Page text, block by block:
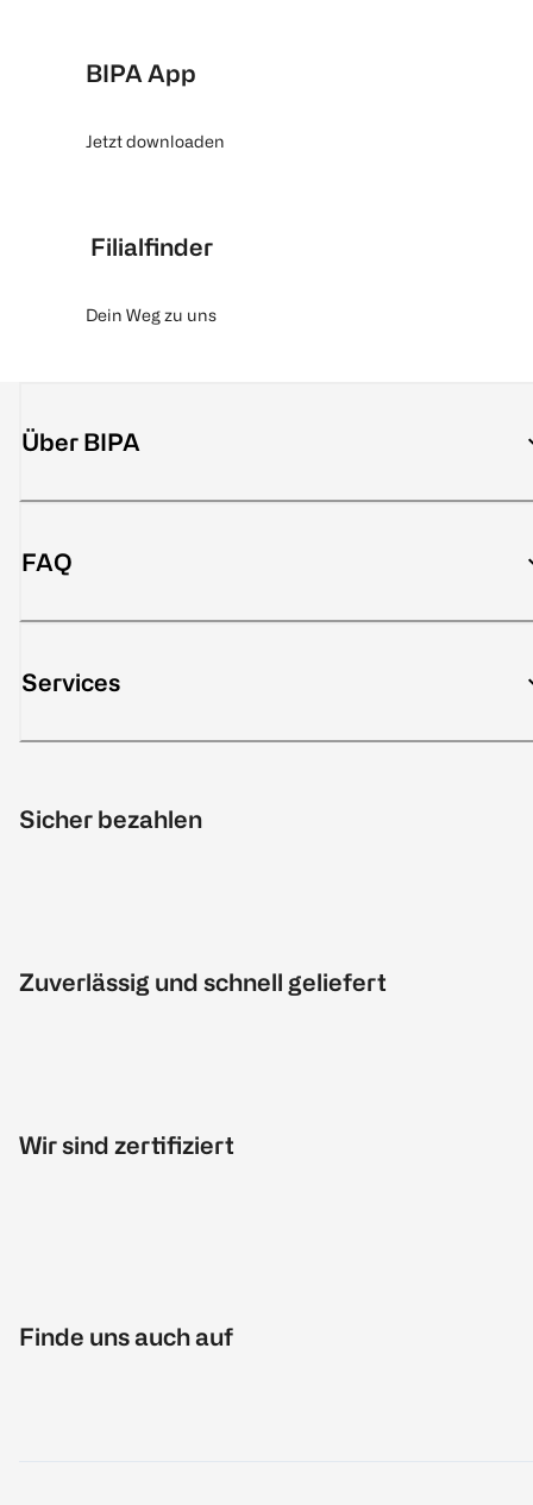
BIPA App
Jetzt downloaden
Filialfinder
Dein Weg zu uns
Über BIPA
FAQ
Services
Sicher bezahlen
Zuverlässig und schnell geliefert
Wir sind zertifiziert
Finde uns auch auf